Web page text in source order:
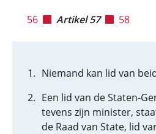
56 Artikel 57 58
Niemand kan lid van
Een lid van de Staten-
tevens zijn minister,
de Raad van State, lid